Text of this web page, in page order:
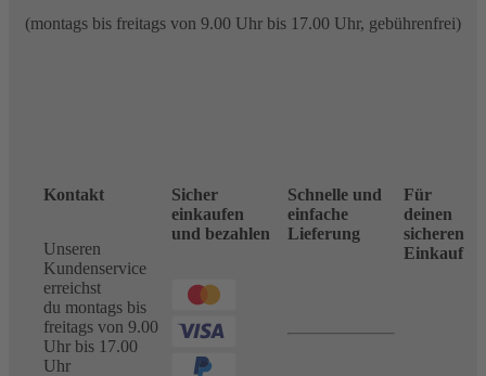
(montags bis freitags von 9.00 Uhr bis 17.00 Uhr, gebührenfrei)
Kontakt
Unseren
Kundenservice
erreichst
du montags bis
freitags von 9.00
Uhr bis 17.00
Uhr
Sicher
einkaufen
und bezahlen
Schnelle und
einfache
Lieferung
Für
deinen
sicheren
Einkauf